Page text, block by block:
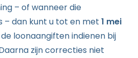
– of wanneer die
– dan kunt u tot en met 1 mei
loonaangiften indienen bij
zijn correcties niet